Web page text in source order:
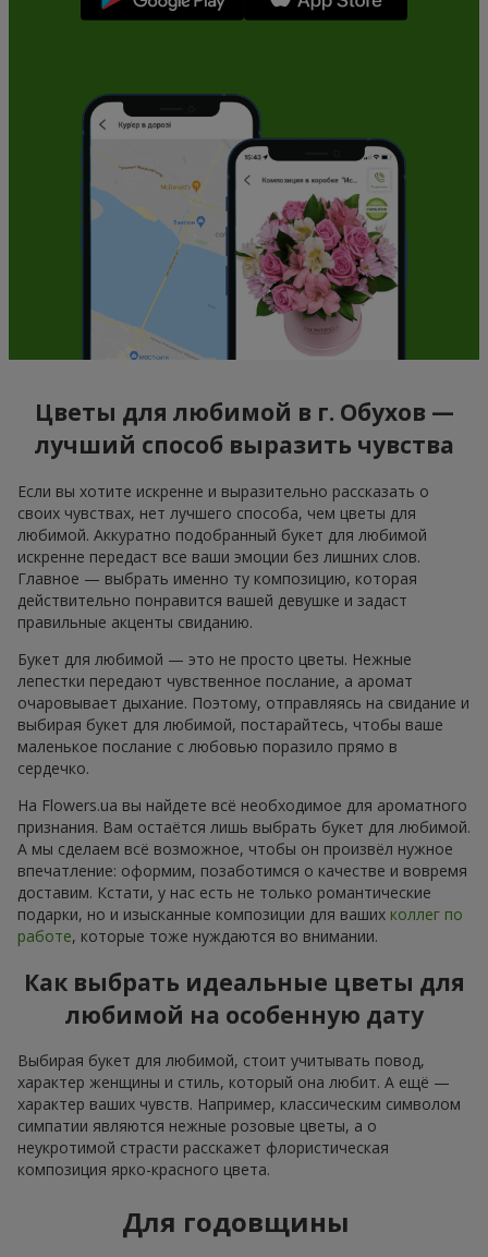
Цветы для любимой в г. Обухов —
лучший способ выразить чувства
Если вы хотите искренне и выразительно рассказать о
своих чувствах, нет лучшего способа, чем цветы для
любимой. Аккуратно подобранный букет для любимой
искренне передаст все ваши эмоции без лишних слов.
Главное — выбрать именно ту композицию, которая
действительно понравится вашей девушке и задаст
правильные акценты свиданию.
Букет для любимой — это не просто цветы. Нежные
лепестки передают чувственное послание, а аромат
очаровывает дыхание. Поэтому, отправляясь на свидание и
выбирая букет для любимой, постарайтесь, чтобы ваше
маленькое послание с любовью поразило прямо в
сердечко.
На Flowers.ua вы найдете всё необходимое для ароматного
признания. Вам остаётся лишь выбрать букет для любимой.
А мы сделаем всё возможное, чтобы он произвёл нужное
впечатление: оформим, позаботимся о качестве и вовремя
доставим. Кстати, у нас есть не только романтические
подарки, но и изысканные композиции для ваших коллег по
работе, которые тоже нуждаются во внимании.
Как выбрать идеальные цветы для
любимой на особенную дату
Выбирая букет для любимой, стоит учитывать повод,
характер женщины и стиль, который она любит. А ещё —
характер ваших чувств. Например, классическим символом
симпатии являются нежные розовые цветы, а о
неукротимой страсти расскажет флористическая
композиция ярко-красного цвета.
Для годовщины